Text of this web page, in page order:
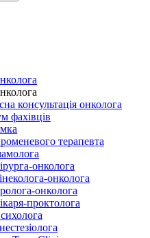
консультація онколога
фахівців
терапевта
онколога
онколога
онколога
проктолога